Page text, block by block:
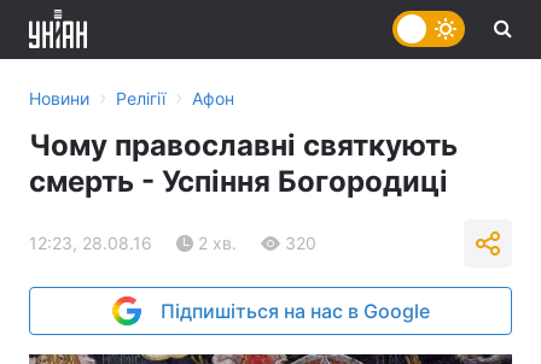
Новини › Релігії › Афон
Чому православні святкують
смерть - Успіння Богородиці
12:23, 28.08.16 2 хв. 320
Підпишіться на нас в Google